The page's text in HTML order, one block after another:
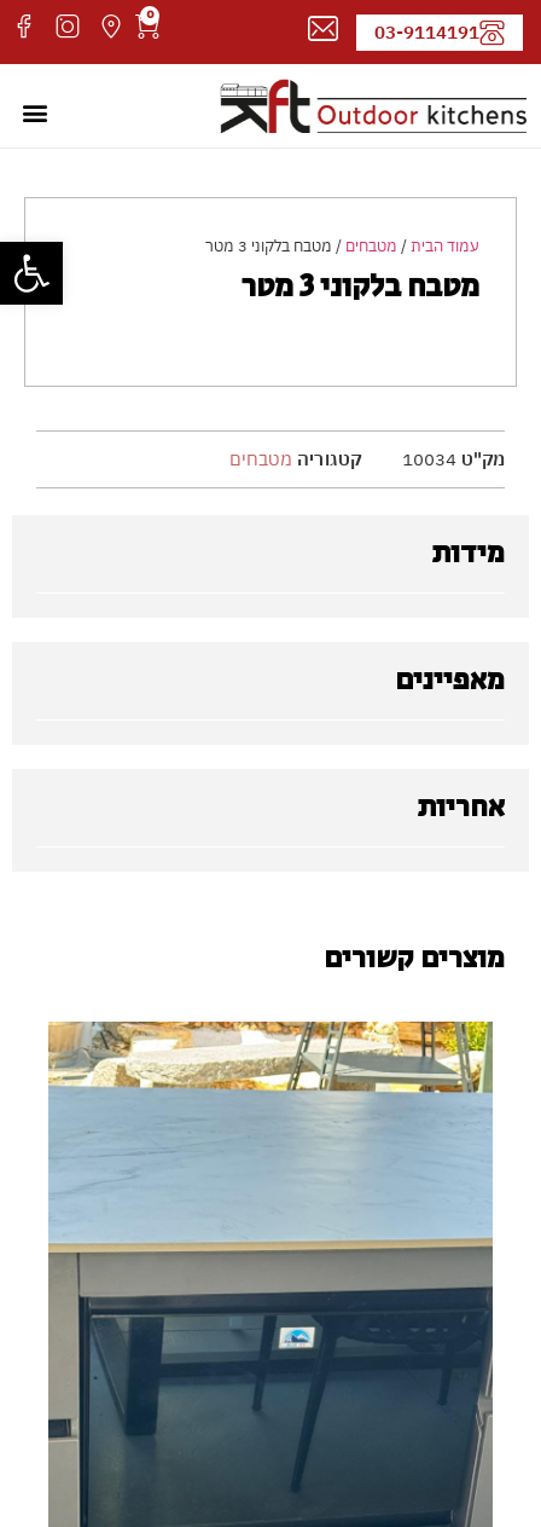
פתח
03-9114191
0
עמוד הבית/ מטבחים / מטבח בלקוני 3 מטר
מטבח בלקוני 3 מטר
מק"ט 10034 קטגוריה מטבחים
מידות
מאפיינים
אחריות
מוצרים קשורים